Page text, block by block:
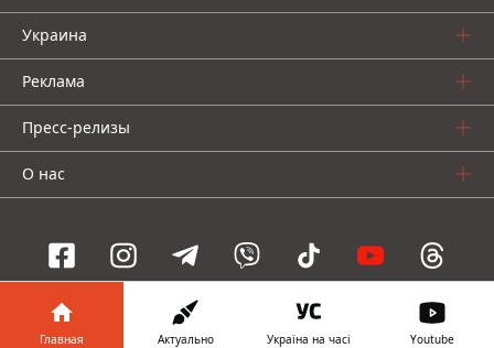
Украина
Реклама
Пресс-релизы
О нас
Информатор проекты
Главная Актуально Україна на часі Youtube